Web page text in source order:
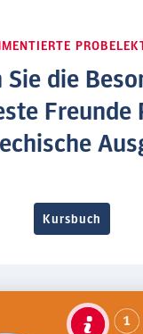
Sie die
Freunde
Kursbuch